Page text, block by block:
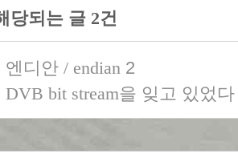
당되는 글 2건
엔디안 / endian 2
DVB bit stream을 잊고 있었